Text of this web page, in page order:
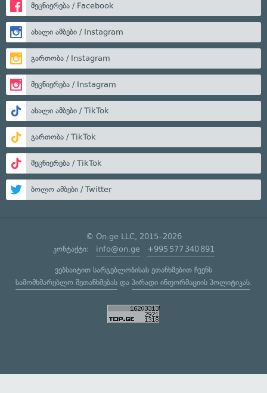
მეცნიერება / Facebook
ახალი ამბები / Instagram
გართობა / Instagram
მეცნიერება / Instagram
ახალი ამბები / TikTok
გართობა / TikTok
მეცნიერება / TikTok
ბოლო ამბები / Twitter
© On.ge LLC, 2015–2026
კონტაქტი: info@on.ge +995 577 340 891
ვებსაიტით სარგებლობისას ეთანხმებით ჩვენს
სამომხმარებლო შეთანხმებასდა პირადი ინფორმაციის პოლიტიკას.